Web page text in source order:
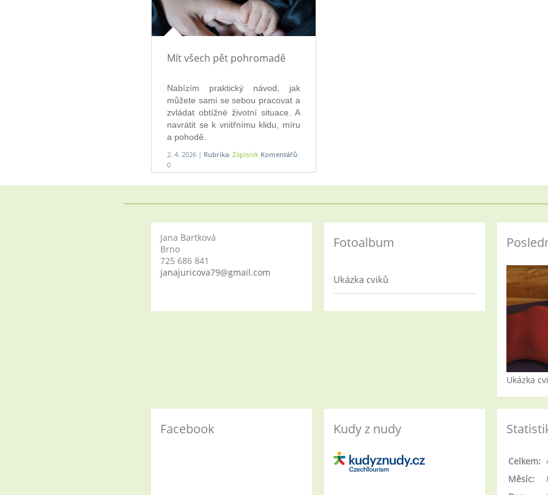
Mít všech pět pohromadě
Nabízím praktický návod, jak
můžete sami se sebou pracovat a
zvládat obtížné životní situace. A
navrátit se k vnitřnímu klidu, míru
a pohodě.
2. 4. 2026 | Rubrika: Zápisník Komentářů:
0
Jana Bartková
Brno
725 686 841
janajuricova79@gmail.com
Fotoalbum
Ukázka cviků
Ukázka
Facebook Kudy z nudy
Celkem:
Měsíc: